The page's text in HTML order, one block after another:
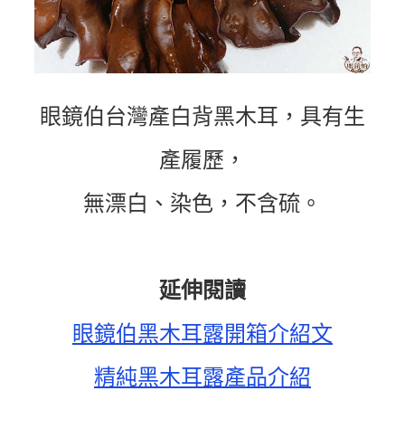
眼鏡伯台灣產白背黑木耳，具有生
產履歷，
無漂白、染色，不含硫。
延伸閱讀
眼鏡伯黑木耳露開箱介紹文
精純黑木耳露產品介紹